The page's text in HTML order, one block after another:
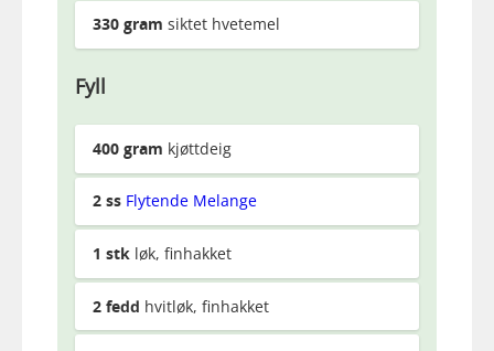
330 gram siktet hvetemel
Fyll
400 gram kjøttdeig
2 ss Flytende Melange
1 stk løk, finhakket
2 fedd hvitløk, finhakket